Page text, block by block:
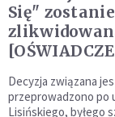
Się" zostanie
Decyzja związana
przeprowadzono po
Lisińskiego, byłego